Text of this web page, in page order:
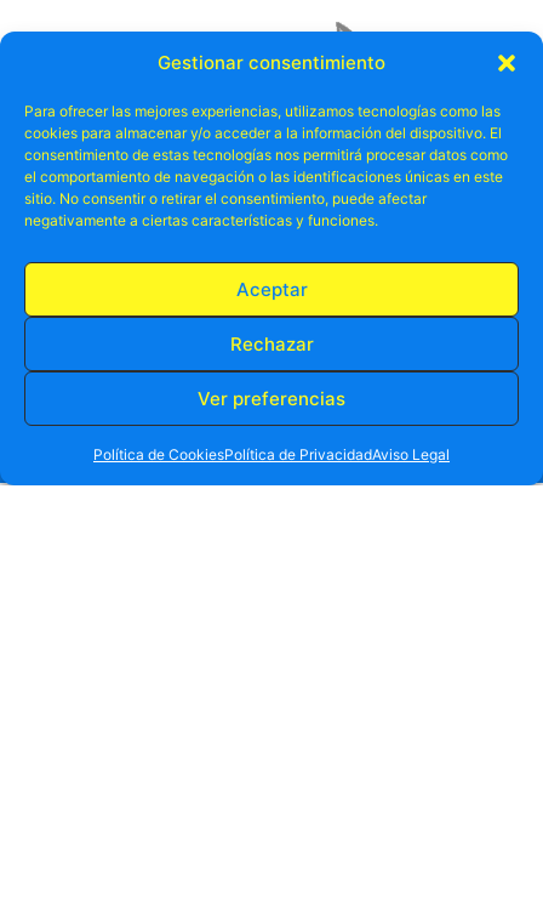
Gestionar consentimiento
Para ofrecer las mejores experiencias, utilizamos tecnologías como las
cookies para almacenar y/o acceder a la información del dispositivo. El
consentimiento de estas tecnologías nos permitirá procesar datos como
el comportamiento de navegación o las identificaciones únicas en este
sitio. No consentir o retirar el consentimiento, puede afectar
negativamente a ciertas características y funciones.
Aceptar
Rechazar
Ver preferencias
Política de CookiesPolítica de PrivacidadAviso Legal
RESERVA TU PLAZA AHORA
WHATSAPP 605 902 902